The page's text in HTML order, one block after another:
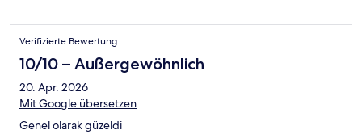
Verifizierte Bewertung
10/10 – Außergewöhnlich
20. Apr. 2026
Mit Google übersetzen
Genel olarak güzeldi